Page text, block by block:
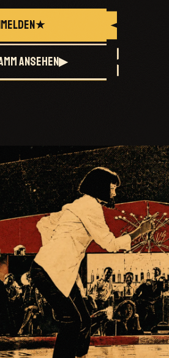
★
ANSEHEN▶